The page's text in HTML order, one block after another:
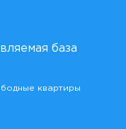
база
квартиры